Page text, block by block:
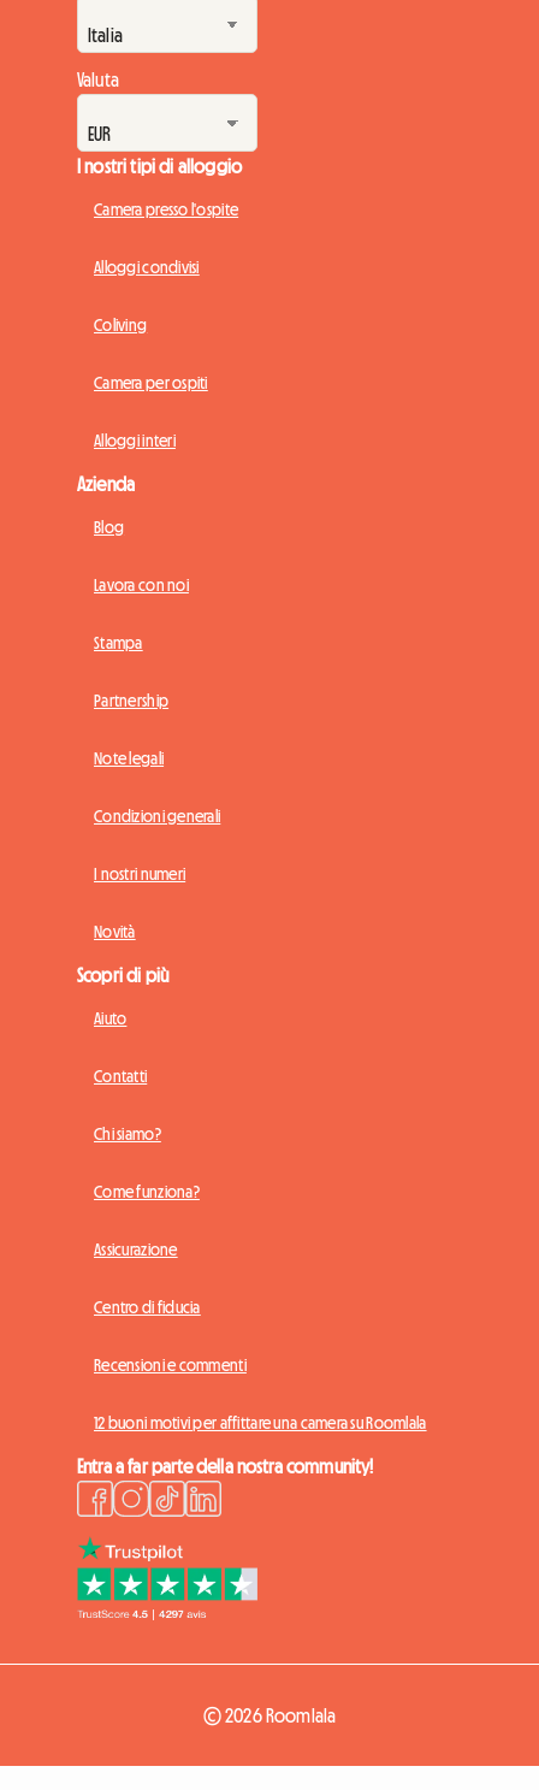
Valuta
I nostri tipi di alloggio
Camera presso l'ospite
Alloggi condivisi
Coliving
Camera per ospiti
Alloggi interi
Azienda
Blog
Lavora con noi
Stampa
Partnership
Note legali
Condizioni generali
I nostri numeri
Novità
Scopri di più
Aiuto
Contatti
Chi siamo?
Come funziona?
Assicurazione
Centro di fiducia
Recensioni e commenti
12 buoni motivi per affittare una camera su Roomlala
Entra a far parte della nostra community!
© 2026 Roomlala